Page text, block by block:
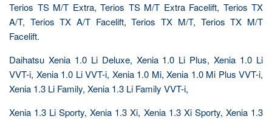
Terios TS M/T Extra, Terios TS M/T Extra Facelift, Terios TX
A/T, Terios TX A/T Facelift, Terios TX M/T, Terios TX M/T
Facelift.
Daihatsu Xenia 1.0 Li Deluxe, Xenia 1.0 Li Plus, Xenia 1.0 Li
VVT-i, Xenia 1.0 Li VVT-i, Xenia 1.0 Mi, Xenia 1.0 Mi Plus VVT-i,
Xenia 1.3 Li Family, Xenia 1.3 Li Family VVT-i,
Xenia 1.3 Li Sporty, Xenia 1.3 Xi, Xenia 1.3 Xi Sporty, Xenia 1.3